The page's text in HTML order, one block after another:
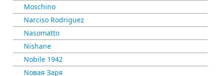
Moschino
Narciso Rodriguez
Nasomatto
Nishane
Nobile 1942
Nовая Заря